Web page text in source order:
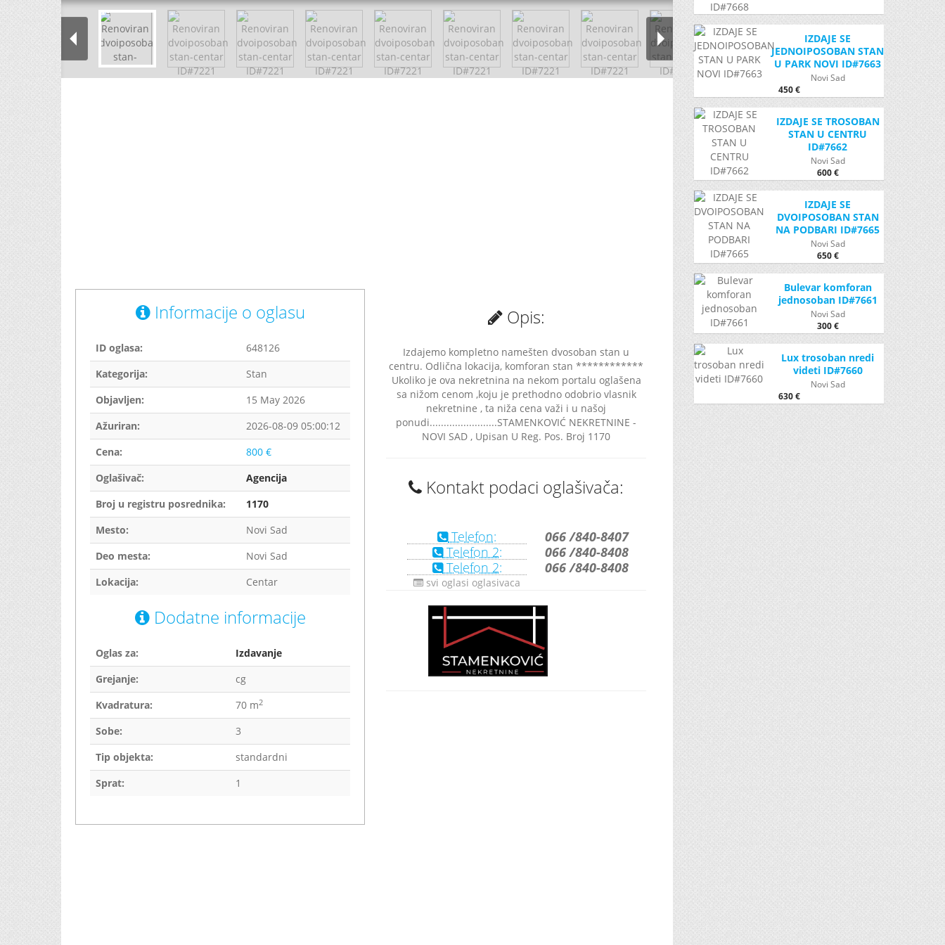
Informacije o oglasu
ID oglasa:
648126
Kategorija:
Stan
Objavljen:
15 May 2026
Ažuriran:
2026-08-09 05:00:12
Cena:
800 €
Oglašivač:
Agencija
Broj u registru posrednika:
1170
Mesto:
Novi Sad
Deo mesta:
Novi Sad
Lokacija:
Centar
Dodatne informacije
Oglas za:
Izdavanje
Grejanje:
cg
Kvadratura:
70 m2
Sobe:
3
Tip objekta:
standardni
Sprat:
1
Opis:
Izdajemo kompletno namešten dvosoban stan u
centru. Odlična lokacija, komforan stan ************
Ukoliko je ova nekretnina na nekom portalu oglašena
sa nižom cenom ,koju je prethodno odobrio vlasnik
nekretnine , ta niža cena važi i u našoj
ponudi........................STAMENKOVIĆ NEKRETNINE -
NOVI SAD , Upisan U Reg. Pos. Broj 1170
Kontakt podaci oglašivača:
Telefon:
066 /840-8407
Telefon 2:
066 /840-8408
Telefon 2:
066 /840-8408
svi oglasi oglasivaca
IZDAJE SE
JEDNOIPOSOBAN STAN
U PARK NOVI ID#7663
Novi Sad
450 €
IZDAJE SE TROSOBAN
STAN U CENTRU
ID#7662
Novi Sad
600 €
IZDAJE SE
DVOIPOSOBAN STAN
NA PODBARI ID#7665
Novi Sad
650 €
Bulevar komforan
jednosoban ID#7661
Novi Sad
300 €
Lux trosoban nredi
videti ID#7660
Novi Sad
630 €